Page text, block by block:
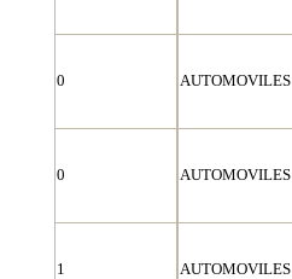
0 AUTOMOVILES
0 AUTOMOVILES
1 AUTOMOVILES